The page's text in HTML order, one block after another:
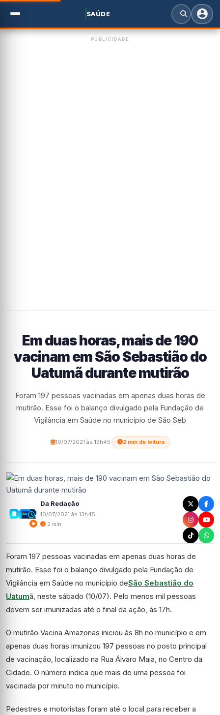
SAÚDE
PUBLICIDADE
Em duas horas, mais de 190
vacinam em São Sebastião do
Uatumã durante mutirão
Foram 197 pessoas vacinadas em apenas duas horas de
mutirão. Esse foi o balanço divulgado pela Fundação de
Vigilância em Saúde no município de São Seb
10/07/2021 às 13h45 2 min de leitura
Da Redação
10/07/2021 às 13h45
2 min
Foram 197 pessoas vacinadas em apenas duas horas de
mutirão. Esse foi o balanço divulgado pela Fundação de
Vigilância em Saúde no município deSão Sebastião do
Uatumã, neste sábado (10/07). Pelo menos mil pessoas
devem ser imunizadas até o final da ação, às 17h.
O mutirão Vacina Amazonas iniciou às 8h no município e em
apenas duas horas imunizou 197 pessoas no posto principal
de vacinação, localizado na Rua Álvaro Maia, no Centro da
Cidade. O número indica que mais de uma pessoa foi
vacinada por minuto no município.
Pedestres e motoristas foram até o local para receber a